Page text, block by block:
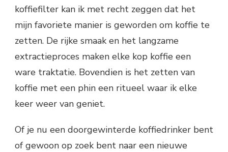
koffiefilter kan ik met recht zeggen dat het
mijn favoriete manier is geworden om koffie te
zetten. De rijke smaak en het langzame
extractieproces maken elke kop koffie een
ware traktatie. Bovendien is het zetten van
koffie met een phin een ritueel waar ik elke
keer weer van geniet.
Of je nu een doorgewinterde koffiedrinker bent
of gewoon op zoek bent naar een nieuwe